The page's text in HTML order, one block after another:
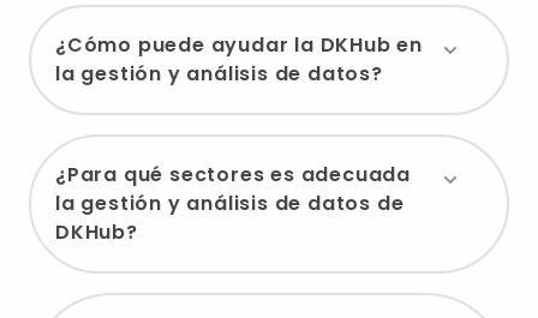
¿Cómo puede ayudar la DKHub en
la gestión y análisis de datos?
¿Para qué sectores es adecuada
la gestión y análisis de datos de
DKHub?